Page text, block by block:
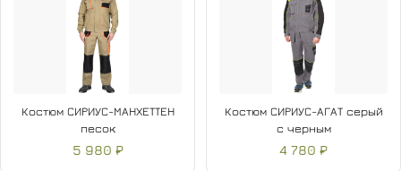
Костюм СИРИУС-МАНХЕТТЕН
песок
5 980 ₽
Костюм СИРИУС-АГАТ серый
с черным
4 780 ₽